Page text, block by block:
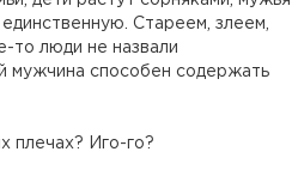
Стареем, злеем,
то люди не назвали
мужчина способен содержать
плечах? Иго-го?